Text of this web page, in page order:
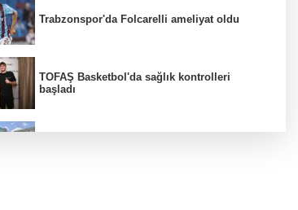
Trabzonspor'da Folcarelli ameliyat oldu
TOFAŞ Basketbol'da sağlık kontrolleri
başladı